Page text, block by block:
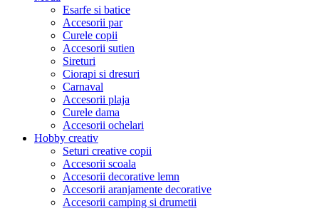
Esarfe si batice
Accesorii par
Curele copii
Accesorii sutien
Sireturi
Ciorapi si dresuri
Carnaval
Accesorii plaja
Curele dama
Accesorii ochelari
Hobby creativ
Seturi creative copii
Accesorii scoala
Accesorii decorative lemn
Accesorii aranjamente decorative
Accesorii camping si drumetii